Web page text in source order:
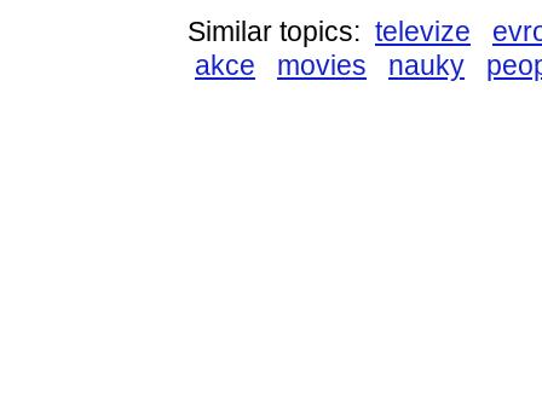
Similar topics: televize
akce
movies nauky